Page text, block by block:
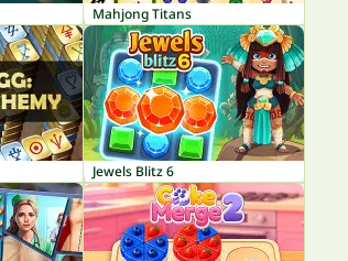
Mahjong Titans
Jewels Blitz 6